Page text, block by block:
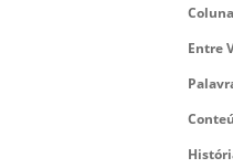
Entre